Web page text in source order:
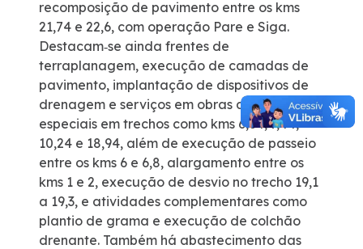
recomposição de pavimento entre os kms
21,74 e 22,6, com operação Pare e Siga.
Destacam‑se ainda frentes de
terraplanagem, execução de camadas de
pavimento, implantação de dispositivos de
drenagem e serviços em obras de arte
especiais em trechos como kms 6,64, 7,44,
10,24 e 18,94, além de execução de passeio
entre os kms 6 e 6,8, alargamento entre os
kms 1 e 2, execução de desvio no trecho 19,1
a 19,3, e atividades complementares como
plantio de grama e execução de colchão
drenante. Também há abastecimento das